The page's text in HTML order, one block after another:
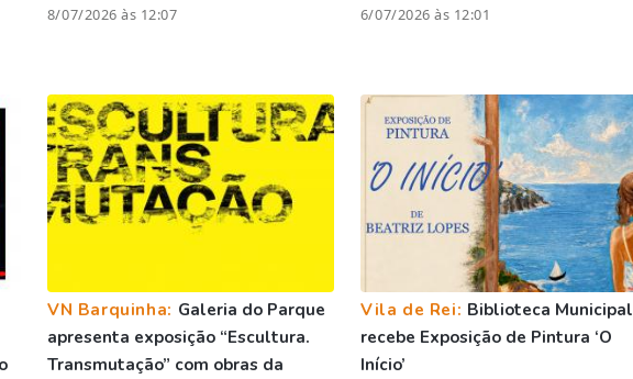
8/07/2026 às 12:07 6/07/2026 às 12:01
VN Barquinha: Galeria do Parque
apresenta exposição “Escultura.
Transmutação” com obras da
Vila de Rei: Biblioteca Municipal
recebe Exposição de Pintura ‘O
Início’